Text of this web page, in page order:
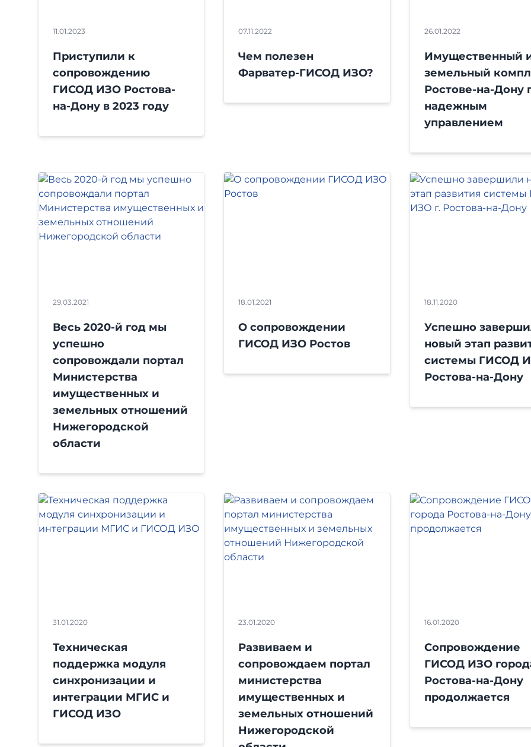
11.01.2023
Приступили к
сопровождению
ГИСОД ИЗО Ростова-
на-Дону в 2023 году
07.11.2022
Чем полезен
Фарватер-ГИСОД ИЗО?
26.01.2022
Имущественный
земельный
Ростове-на-Дону
надежным
управлением
29.03.2021
Весь 2020-й год мы
успешно
сопровождали портал
Министерства
имущественных и
земельных отношений
Нижегородской
области
18.01.2021
О сопровождении
ГИСОД ИЗО Ростов
18.11.2020
Успешно
новый этап
системы ГИСОД
Ростова-на-Дону
31.01.2020
Техническая
поддержка модуля
синхронизации и
интеграции МГИС и
ГИСОД ИЗО
23.01.2020
Развиваем и
сопровождаем портал
министерства
имущественных и
земельных отношений
Нижегородской
16.01.2020
Сопровождение
ГИСОД ИЗО
Ростова-на-Дону
продолжается